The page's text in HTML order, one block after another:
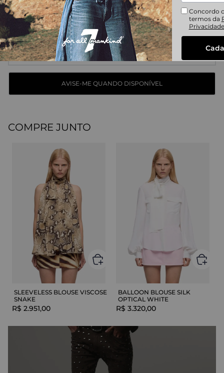
COMPRE JUNTO
SLEEVELESS BLOUSE VISCOSE
SNAKE
R$ 2.951,00
BALLOON BLOUSE SILK
OPTICAL WHITE
R$ 3.320,00
Concordo
termos da
Privacidade